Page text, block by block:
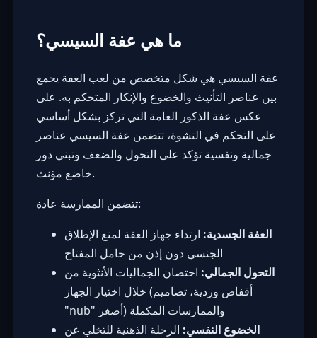
ما هي عفة السيسي؟
عفة السيسي هي شكل متخصص من لعب العفة يجمع
بين عناصر التأنيث والخضوع والإنكار المتحكم به. على
عكس عفة الذكور العامة التي تركز بشكل أساسي
على التحكم في النشوة، تتضمن عفة السيسي عناصر
جمالية ونفسية تؤكد على التحول والضعف وتبني دور
خاضع مؤنث.
تتضمن الممارسة عادة:
العفة الجسدية: ارتداء جهاز العفة لمنع الإطلاق
الجنسي دون إذن من حامل المفتاح
التحول الجمالي: احتضان الجماليات الأنثوية من
خلال اختيار الجهاز (أقفاص وردية، تصاميم
"nub" أصغر) والممارسات المكملة
الخضوع النفسي: الرحلة الذهنية للتخلي عن